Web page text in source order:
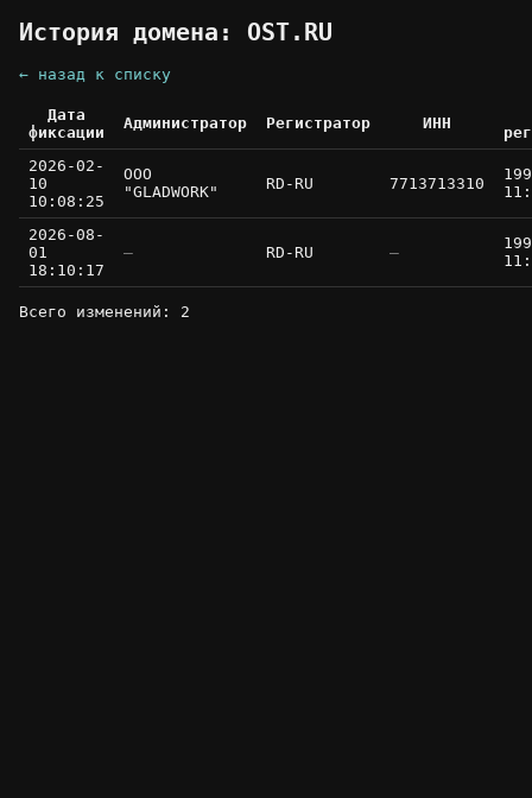
История домена: OST.RU
← назад к списку
Дата
фиксации
Администратор Регистратор ИНН
2026-02-
10
10:08:25
OOO
"GLADWORK"
RD-RU 7713713310
2026-08-
01
18:10:17
— RD-RU —
Всего изменений: 2